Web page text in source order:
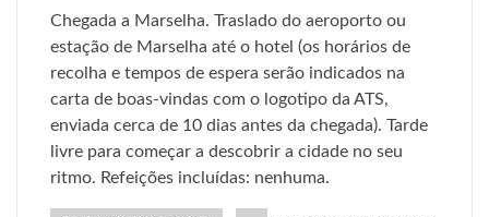
Chegada a Marselha. Traslado do aeroporto ou
estação de Marselha até o hotel (os horários de
recolha e tempos de espera serão indicados na
carta de boas-vindas com o logotipo da ATS,
enviada cerca de 10 dias antes da chegada). Tarde
livre para começar a descobrir a cidade no seu
ritmo. Refeições incluídas: nenhuma.